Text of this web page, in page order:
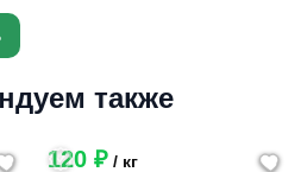
также
120 ₽/ кг